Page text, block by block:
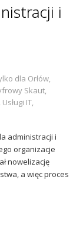
i
dla Orłów,
Skaut,
, Usługi IT,
administracji i
organizacje
nowelizację
a więc proces